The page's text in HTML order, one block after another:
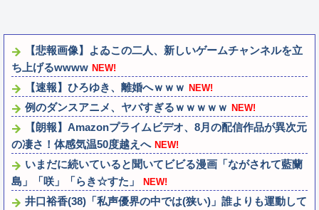
【悲報画像】よゐこの二人、新しいゲームチャンネルを立
ち上げるwwww NEW!
【速報】ひろゆき、離婚へｗｗｗ NEW!
例のダンスアニメ、ヤバすぎるｗｗｗｗｗ NEW!
【朗報】Amazonプライムビデオ、8月の配信作品が異次元
の凄さ！体感気温50度越えへ NEW!
いまだに続いていると聞いてビビる漫画「ながされて藍蘭
島」「咲」「らき☆すた」
NEW!
井口裕香(38)「私声優界の中では(狭い)」誰よりも運動して